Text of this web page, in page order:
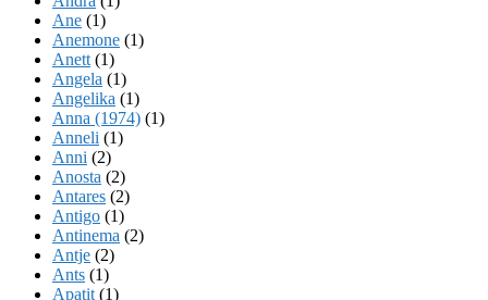
Ane (1)
Anemone (1)
Anett (1)
Angela (1)
Angelika (1)
Anna (1974) (1)
Anneli (1)
Anni (2)
Anosta (2)
Antares (2)
Antigo (1)
Antinema (2)
Antje (2)
Ants (1)
Apatit (1)